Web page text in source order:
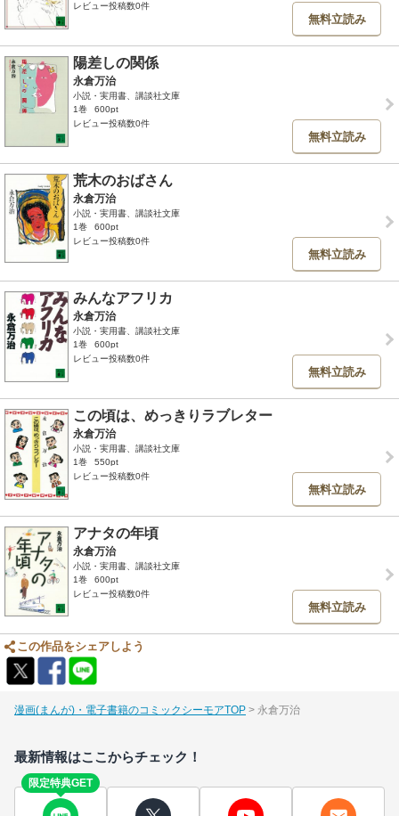
レビュー投稿数0件
無料立読み
陽差しの関係
永倉万治
小説・実用書、講談社文庫
1巻
600pt
レビュー投稿数0件
無料立読み
荒木のおばさん
永倉万治
小説・実用書、講談社文庫
1巻
600pt
レビュー投稿数0件
無料立読み
みんなアフリカ
永倉万治
小説・実用書、講談社文庫
1巻
600pt
レビュー投稿数0件
無料立読み
この頃は、めっきりラブレター
永倉万治
小説・実用書、講談社文庫
1巻
550pt
レビュー投稿数0件
無料立読み
アナタの年頃
永倉万治
小説・実用書、講談社文庫
1巻
600pt
レビュー投稿数0件
無料立読み
この作品をシェアしよう
漫画(まんが)・電子書籍のコミックシーモアTOP 永倉万治
最新情報はここからチェック！
限定特典GET